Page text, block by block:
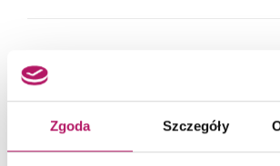
Zgoda Szczegóły
NASZE PROPOZYCJE
PRODUKTU PARADYŻ
STOPNICA PROSTA